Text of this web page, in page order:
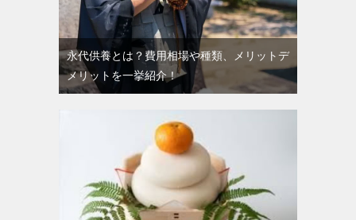
永代供養とは？費用相場や種類、メリットデ
メリットを一挙紹介！